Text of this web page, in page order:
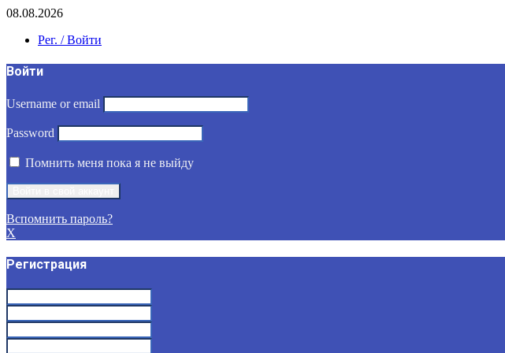
08.08.2026
Рег. / Войти
Войти
Username or email
Password
Помнить меня пока я не выйду
Вспомнить пароль?
X
Регистрация